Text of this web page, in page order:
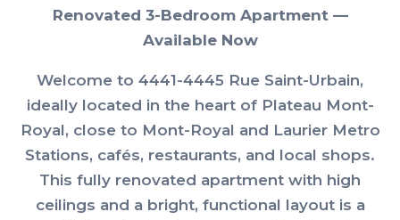
Renovated 3-Bedroom Apartment —
Available Now
Welcome to 4441-4445 Rue Saint-Urbain,
ideally located in the heart of Plateau Mont-
Royal, close to Mont-Royal and Laurier Metro
Stations, cafés, restaurants, and local shops.
This fully renovated apartment with high
ceilings and a bright, functional layout is a